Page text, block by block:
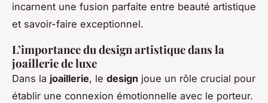
incarnent une fusion parfaite entre beauté artistique
et savoir-faire exceptionnel.
L’importance du design artistique dans la
joaillerie de luxe
Dans la joaillerie, le design joue un rôle crucial pour
établir une connexion émotionnelle avec le porteur.